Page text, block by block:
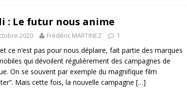
: Le futur nous anime
2020 Frédéric MARTINEZ 1
ce n’est pas pour nous déplaire, fait partie des marques
qui dévoilent régulièrement des campagnes de
On se souvent par exemple du magnifique film
Mais cette fois, la nouvelle campagne […]